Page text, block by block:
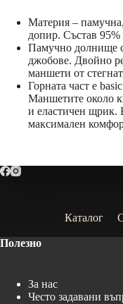
Материя –
допир. Състав 95%
Памучно долнище
джобове. Двойно
маншети от
Горната част е
Маншетите около
и еластичен щрик.
максимален
Каталог
Полезно
За нас
Често задавани